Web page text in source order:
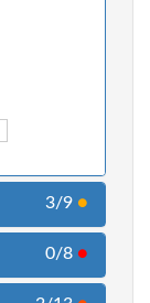
3/9 ●
0/8 ●